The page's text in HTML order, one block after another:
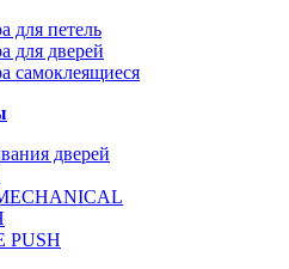
для петель
для дверей
самоклеящиеся
дверей
PUSH